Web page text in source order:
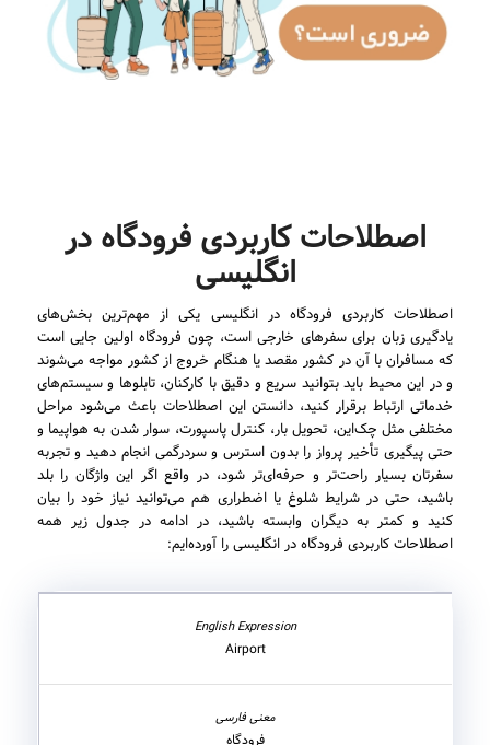
اصطلاحات کاربردی فرودگاه در
انگلیسی
اصطلاحات کاربردی فرودگاه در انگلیسی یکی از مهم‌ترین بخش‌های
یادگیری زبان برای سفرهای خارجی است، چون فرودگاه اولین جایی است
که مسافران با آن در کشور مقصد یا هنگام خروج از کشور مواجه می‌شوند
و در این محیط باید بتوانید سریع و دقیق با کارکنان، تابلوها و سیستم‌های
خدماتی ارتباط برقرار کنید، دانستن این اصطلاحات باعث می‌شود مراحل
مختلفی مثل چک‌این، تحویل بار، کنترل پاسپورت، سوار شدن به هواپیما و
حتی پیگیری تأخیر پرواز را بدون استرس و سردرگمی انجام دهید و تجربه
سفرتان بسیار راحت‌تر و حرفه‌ای‌تر شود، در واقع اگر این واژگان را بلد
باشید، حتی در شرایط شلوغ یا اضطراری هم می‌توانید نیاز خود را بیان
کنید و کمتر به دیگران وابسته باشید، در ادامه در جدول زیر همه
اصطلاحات کاربردی فرودگاه در انگلیسی را آورده‌ایم:
Airport
فرودگاه